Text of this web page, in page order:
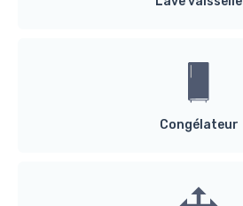
Congélateur